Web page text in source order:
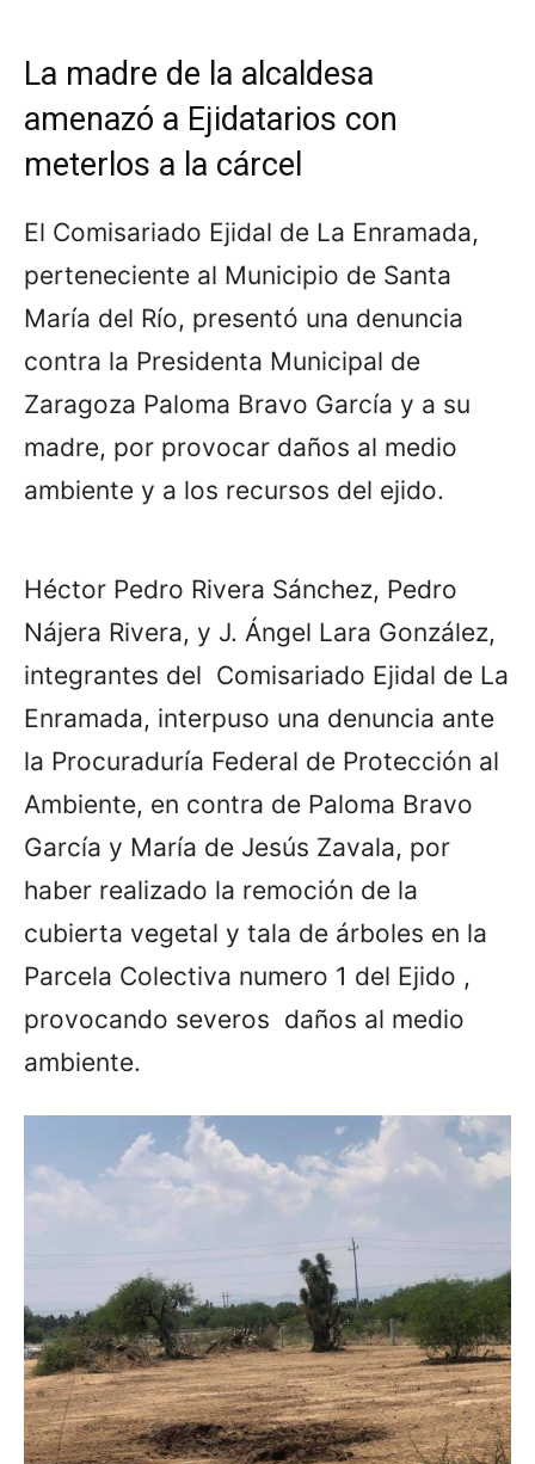
La madre de la alcaldesa
amenazó a Ejidatarios con
meterlos a la cárcel
El Comisariado Ejidal de La Enramada,
perteneciente al Municipio de Santa
María del Río, presentó una denuncia
contra la Presidenta Municipal de
Zaragoza Paloma Bravo García y a su
madre, por provocar daños al medio
ambiente y a los recursos del ejido.
Héctor Pedro Rivera Sánchez, Pedro
Nájera Rivera, y J. Ángel Lara González,
integrantes del Comisariado Ejidal de La
Enramada, interpuso una denuncia ante
la Procuraduría Federal de Protección al
Ambiente, en contra de Paloma Bravo
García y María de Jesús Zavala, por
haber realizado la remoción de la
cubierta vegetal y tala de árboles en la
Parcela Colectiva numero 1 del Ejido ,
provocando severos daños al medio
ambiente.